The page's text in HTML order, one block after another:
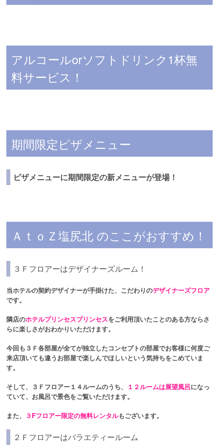
アルコールorソフトドリンク1杯無
料サービス！
期間限定ピザメニュー
ピザメニューに期間限定の新メニューが登場！
ＡｔｏＺ塩尻北 のここがおすすめ！
３Ｆフロアーはデザイナーズルーム！
当ホテルの契約デザイナーが手掛けた、こだわりのデザイナーズフロア
です。
隣店のホテルプリンセスプリンセスをご利用頂いたことのある方ならさ
らに楽しさがおわかりいただけます。
今回も３Ｆ各部屋が全てが独立したコンセプトの部屋でお客様に何度ご
来店頂いても違うお部屋で楽しんでほしいという気持ちをこめていま
す。
そして、３Ｆフロアー１４ルームのうち、 １２ルームは展望風呂になっ
ていて、お風呂で景色をご覧いただけます。
また、 ３Fフロアー限定の無料レンタルもございます。
２Ｆフロアーはバラエティールーム